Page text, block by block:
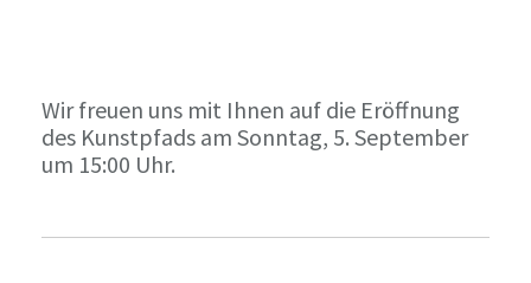
Wir freuen uns mit Ihnen auf die Eröffnung
des Kunstpfads am Sonntag, 5. September
um 15:00 Uhr.